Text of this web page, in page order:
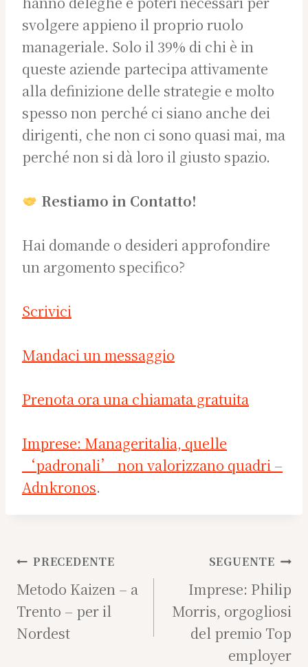
svolgere appieno il proprio ruolo
manageriale. Solo il 39% di chi è in
queste aziende partecipa attivamente
alla definizione delle strategie e molto
spesso non perché ci siano anche dei
dirigenti, che non ci sono quasi mai, ma
perché non si dà loro il giusto spazio.
Restiamo in Contatto!
Hai domande o desideri approfondire
un argomento specifico?
Scrivici
Mandaci un messaggio
Prenota ora una chiamata gratuita
Imprese: Manageritalia, quelle
‘padronali’ non valorizzano quadri –
Adnkronos.
Navigazione
articoli
PRECEDENTE
Metodo Kaizen – a
Trento – per il
Nordest
SEGUENTE
Imprese: Philip
Morris, orgogliosi
del premio Top
employer